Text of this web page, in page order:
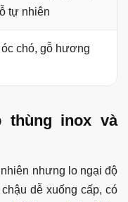
tự nhiên
chó, gỗ hương
thùng inox và
nhưng lo ngại độ
dễ xuống cấp, có